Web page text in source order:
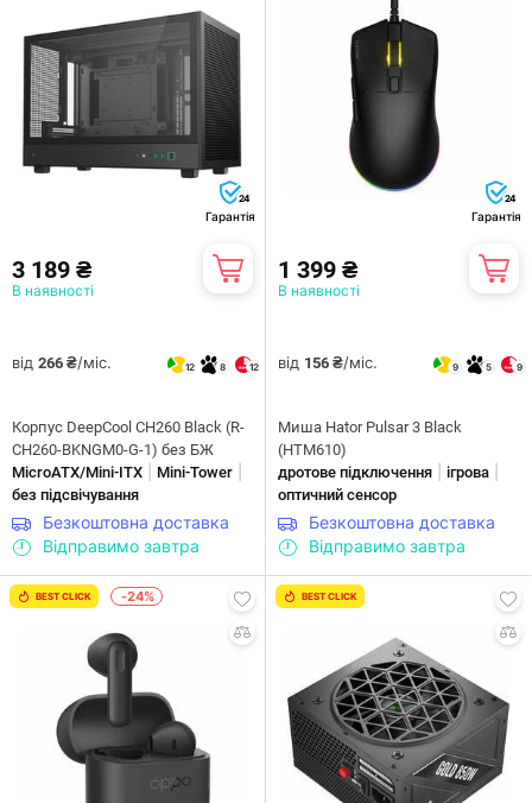
24
Гарантія
3 189 ₴
В наявності
від 266 ₴/міс. 12 8 12
Корпус DeepCool CH260 Black (R-
CH260-BKNGM0-G-1) без БЖ
MicroATX/Mini-ITX
Mini-Tower
без підсвічування
Безкоштовна доставка
Відправимо завтра
24
Гарантія
1 399 ₴
В наявності
від 156 ₴/міс. 9 5 9
Миша Hator Pulsar 3 Black
(HTM610)
дротове підключення
ігрова
оптичний сенсор
Безкоштовна доставка
Відправимо завтра
BEST CLICK -24% BEST CLICK